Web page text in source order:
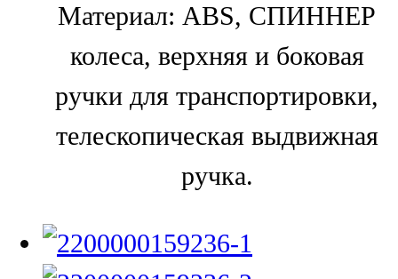
Материал: ABS, СПИННЕР
колеса, верхняя и боковая
ручки для транспортировки,
телескопическая выдвижная
ручка.